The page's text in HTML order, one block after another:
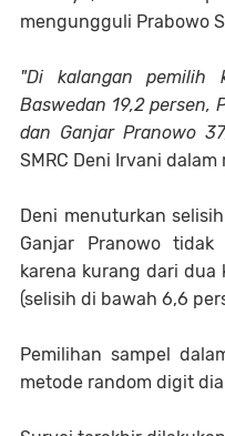
mengungguli Prabowo
"Di kalangan pemilih
Baswedan 19,2 persen,
dan Ganjar Pranowo
SMRC Deni Irvani
Deni menuturkan
Ganjar Pranowo
karena kurang dari
(selisih di bawah 6,6
Pemilihan sampel
metode random digit